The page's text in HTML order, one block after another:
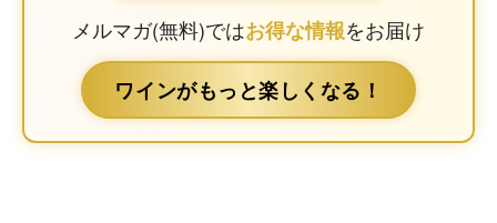
メルマガ(無料)ではお得な情報をお届け
ワインがもっと楽しくなる！